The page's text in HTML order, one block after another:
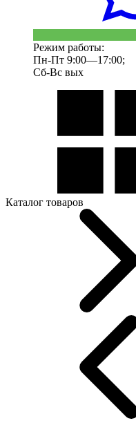
Режим работы:
Пн-Пт 9:00—17:00;
Сб-Вс вых
Каталог товаров